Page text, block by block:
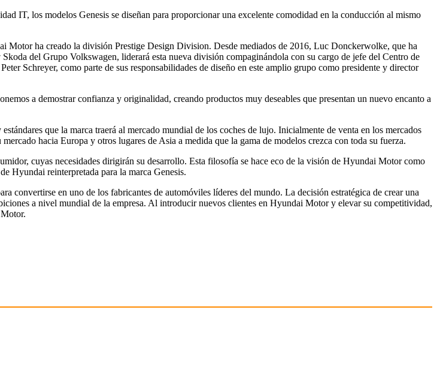
IT, los modelos Genesis se diseñan para proporcionar una excelente comodidad en la conducción al mismo
Motor ha creado la división Prestige Design Division. Desde mediados de 2016, Luc Donckerwolke, que ha
del Grupo Volkswagen, liderará esta nueva división compaginándola con su cargo de jefe del Centro de
Schreyer, como parte de sus responsabilidades de diseño en este amplio grupo como presidente y director
a demostrar confianza y originalidad, creando productos muy deseables que presentan un nuevo encanto a
que la marca traerá al mercado mundial de los coches de lujo. Inicialmente de venta en los mercados
hacia Europa y otros lugares de Asia a medida que la gama de modelos crezca con toda su fuerza.
cuyas necesidades dirigirán su desarrollo. Esta filosofía se hace eco de la visión de Hyundai Motor como
Hyundai reinterpretada para la marca Genesis.
convertirse en uno de los fabricantes de automóviles líderes del mundo. La decisión estratégica de crear una
a nivel mundial de la empresa. Al introducir nuevos clientes en Hyundai Motor y elevar su competitividad,